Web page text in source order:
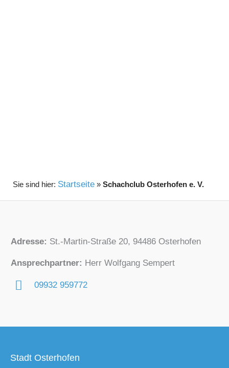
Startseite» Schachclub Osterhofen e. V.
Adresse: St.-Martin-Straße 20, 94486 Osterhofen
Ansprechpartner: Herr Wolfgang Sempert
09932 959772
Stadt Osterhofen